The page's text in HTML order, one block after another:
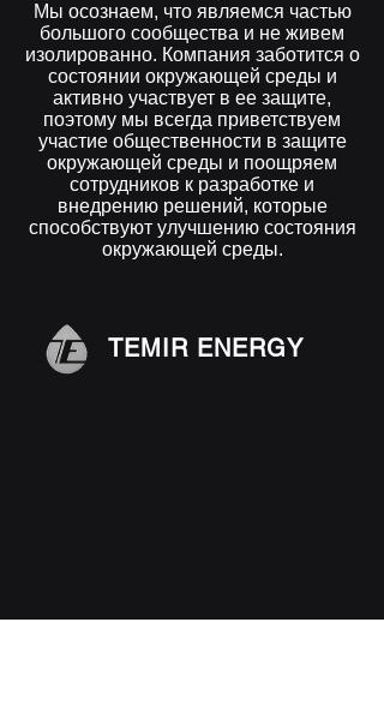
Мы осознаем, что являемся частью
большого сообщества и не живем
изолированно. Компания заботится о
состоянии окружающей среды и
активно участвует в ее защите,
поэтому мы всегда приветствуем
участие общественности в защите
окружающей среды и поощряем
сотрудников к разработке и
внедрению решений, которые
способствуют улучшению состояния
окружающей среды.
TEMIR ENERGY